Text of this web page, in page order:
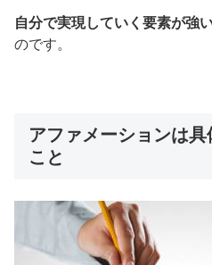
自分で実現していく要素が強
のです。
アファメーションは
こと